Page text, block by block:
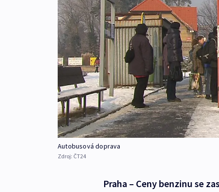
Autobusová doprava
Zdroj: ČT24
Praha – Ceny benzinu se